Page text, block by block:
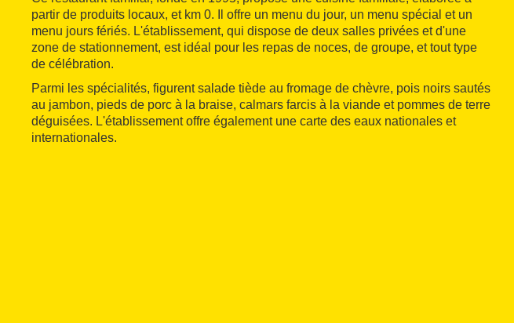
partir de produits locaux, et km 0. Il offre un menu du jour, un menu spécial et un
menu jours fériés. L'établissement, qui dispose de deux salles privées et d'une
zone de stationnement, est idéal pour les repas de noces, de groupe, et tout type
de célébration.
Parmi les spécialités, figurent salade tiède au fromage de chèvre, pois noirs sautés
au jambon, pieds de porc à la braise, calmars farcis à la viande et pommes de terre
déguisées. L'établissement offre également une carte des eaux nationales et
internationales.